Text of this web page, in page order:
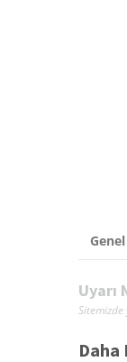
Uyarı
Daha